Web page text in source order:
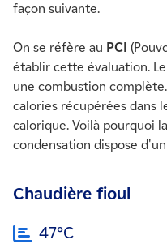
façon suivante.
On se réfère au PCI
établir cette évaluation.
une combustion
calories récupérées dans
calorique. Voilà pourquoi
condensation dispose
Chaudière fioul
47°C